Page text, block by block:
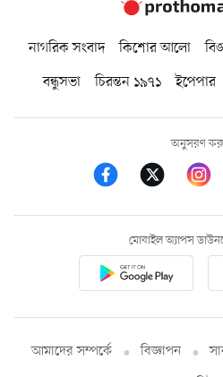
নাগরিক সংবাদ কিশোর আলো
বন্ধুসভা
চিরন্তন ১৯৭১ ইপেপার
অনুসরণ
মোবাইল অ্যাপস
আমাদের সম্পর্কে বিজ্ঞাপন